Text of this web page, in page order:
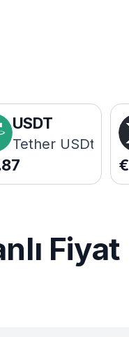
USDT
Tether USDt
€
Fiyat